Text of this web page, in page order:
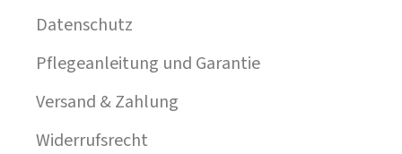
Datenschutz
Pflegeanleitung und Garantie
Versand & Zahlung
Widerrufsrecht